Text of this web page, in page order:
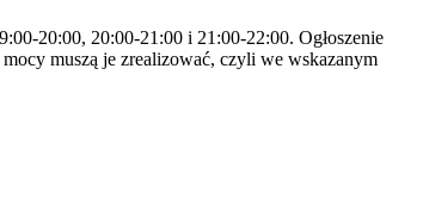
20:00, 20:00-21:00 i 21:00-22:00. Ogłoszenie
muszą je zrealizować, czyli we wskazanym